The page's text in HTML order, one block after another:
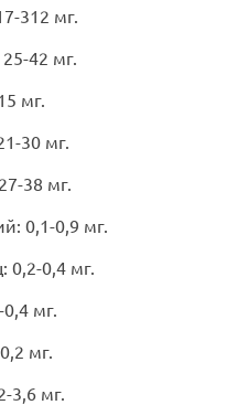
312 мг.
42 мг.
мг.
30 мг.
38 мг.
0,1-0,9 мг.
0,2-0,4 мг.
мг.
мг.
3,6 мг.